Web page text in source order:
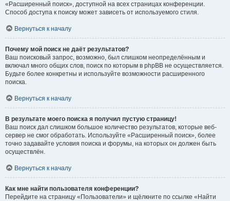
«Расширенный поиск», доступной на всех страницах конференции.
Способ доступа к поиску может зависеть от используемого стиля.
Вернуться к началу
Почему мой поиск не даёт результатов?
Ваш поисковый запрос, возможно, был слишком неопределённым и
включал много общих слов, поиск по которым в phpBB не осуществляется.
Будьте более конкретны и используйте возможности расширенного
поиска.
Вернуться к началу
В результате моего поиска я получил пустую страницу!
Ваш поиск дал слишком большое количество результатов, которые веб-
сервер не смог обработать. Используйте «Расширенный поиск», более
точно задавайте условия поиска и форумы, на которых он должен быть
осуществлён.
Вернуться к началу
Как мне найти пользователя конференции?
Перейдите на страницу «Пользователи» и щёлкните по ссылке «Найти